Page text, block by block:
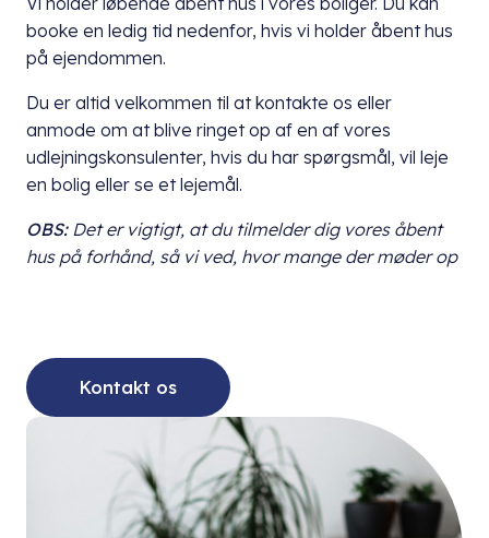
booke en ledig tid nedenfor, hvis vi holder åbent hus
på ejendommen.
Du er altid velkommen til at kontakte os eller
anmode om at blive ringet op af en af vores
udlejningskonsulenter, hvis du har spørgsmål, vil leje
en bolig eller se et lejemål.
OBS: Det er vigtigt, at dutilmelder dig vores åbent
hus på forhånd, så vi ved, hvor mange der møder op
Kontakt os